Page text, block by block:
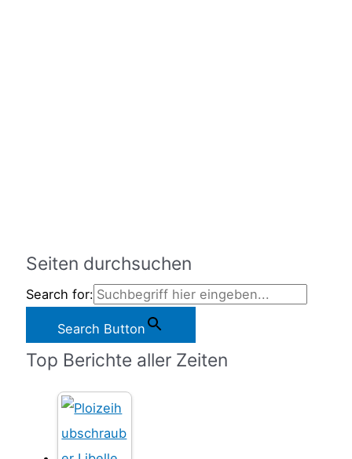
Seiten durchsuchen
Search for:
Search Button
Top Berichte aller Zeiten